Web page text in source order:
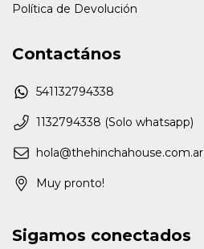
Política de Devolución
Contactános
541132794338
1132794338 (Solo whatsapp)
hola@thehinchahouse.com.ar
Muy pronto!
Sigamos conectados